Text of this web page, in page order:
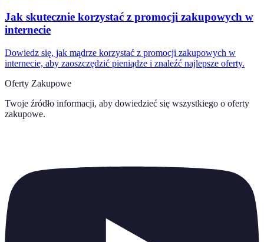
Jak skutecznie korzystać z promocji zakupowych w
internecie
Dowiedz się, jak mądrze korzystać z promocji zakupowych w
internecie, aby zaoszczędzić pieniądze i znaleźć najlepsze oferty.
Oferty Zakupowe
Twoje źródło informacji, aby dowiedzieć się wszystkiego o oferty
zakupowe.